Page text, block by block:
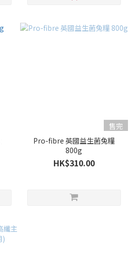
售完
Pro-fibre 英國益生菌兔糧
800g
HK$310.00